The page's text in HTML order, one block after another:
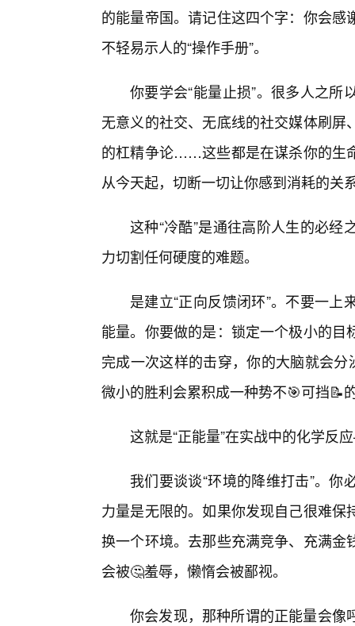
的能量帝国。请记住这四个字：你会
不轻易示人的“操作手册”。
你要学会“能量止损”。很多人之
无意义的社交、无底线的社交媒体刷
的杠精争论……这些都是在谋杀你的生
从今天起，切断一切让你感到消耗的关
这种“冷酷”是通往高阶人生的必
力切割任何硬度的难题。
是建立“正向反馈闭环”。不要一
能量。你要做的是：锁定一个极小的
完成一次这样的击穿，你的大脑就会
微小的胜利会累积成一种势不🎯可挡📝
这就是“正能量”在实战中的化学
我们要谈谈“环境的降维打击”。
力量是无限的。如果你发现自己很难
换一个环境。去那些充满竞争、充满
会被🤔羞辱，懒惰会被鄙视。
你会发现，那种所谓的正能量会像